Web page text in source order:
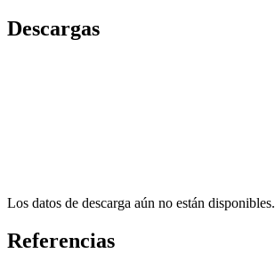
Descargas
Los datos de descarga aún no están disponibles.
Referencias